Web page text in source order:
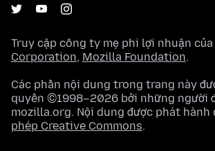
Truy cập công ty mẹ phi lợi nhuận của
Corporation, Mozilla Foundation.
Các phần nội dung trong trang này
quyền ©1998–2026 bởi những người
mozilla.org. Nội dung được phát hành
phép Creative Commons.